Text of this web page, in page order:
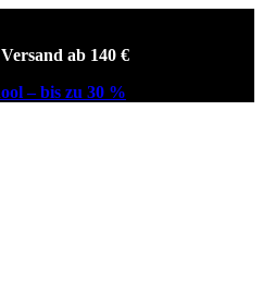
ab 140 €
– bis zu 30 %